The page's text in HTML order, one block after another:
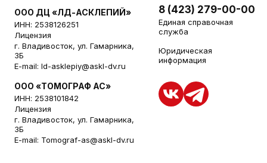
ООО ДЦ «ЛД-АСКЛЕПИЙ»
ИНН: 2538126251
Лицензия
г. Владивосток, ул. Гамарника,
3Б
E-mail: ld-asklepiy@askl-dv.ru
ООО «ТОМОГРАФ АС»
ИНН: 2538101842
Лицензия
г. Владивосток, ул. Гамарника,
3Б
E-mail: Tomograf-as@askl-dv.ru
8 (423) 279-00-00
Единая справочная
служба
Юридическая
информация